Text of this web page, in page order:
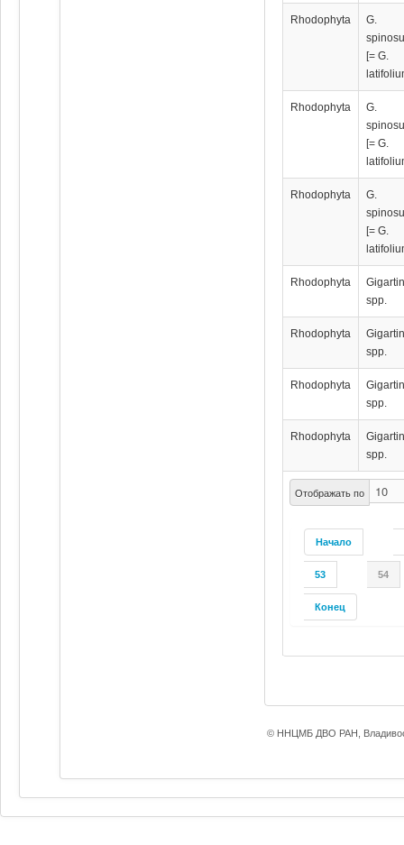
Отображать по
Начало
53 54
Конец
Rhodophyta
G.
[= G.
Rhodophyta
G.
[= G.
Rhodophyta
G.
[= G.
Rhodophyta
spp.
Rhodophyta
spp.
Rhodophyta
spp.
Rhodophyta
spp.
© ННЦМБ ДВО РАН,